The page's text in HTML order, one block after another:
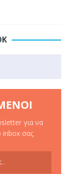
για να
inbox σας